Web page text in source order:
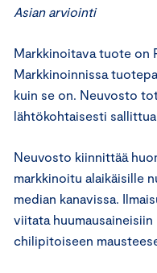
Asian arviointi
Markkinoitava tuote on
Markkinoinnissa
kuin se on. Neuvosto
lähtökohtaisesti
Neuvosto kiinnittää
markkinoitu alaikäisille
median kanavissa.
viitata
chilipitoiseen